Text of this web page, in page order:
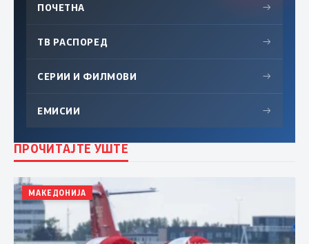
ПОЧЕТНА →
ТВ РАСПОРЕД →
СЕРИИ И ФИЛМОВИ →
ЕМИСИИ →
ПРОЧИТАЈТЕ УШТЕ
МАКЕДОНИЈА